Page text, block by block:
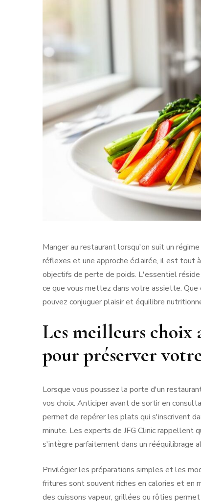
Manger au restaurant lorsqu'on suit un
réflexes et une approche éclairée, il est tout
objectifs de perte de poids. L'essentiel réside
ce que vous mettez dans votre assiette. Que
pouvez conjuguer plaisir et équilibre
Les meilleurs
pour préserver
Lorsque vous poussez la porte d'un
vos choix. Anticiper avant de sortir en
permet de repérer les plats qui s'inscrivent
minute. Les experts de JFG Clinic rappellent
s'intègre parfaitement dans un rééquilibrage
Privilégier les préparations simples et les
fritures sont souvent riches en calories et en
des cuissons vapeur, grillées ou rôties